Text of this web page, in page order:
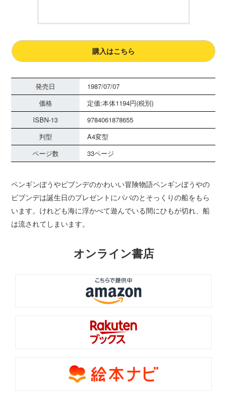
購入はこちら
発売日
1987/07/07
価格
定価:本体1194円(税別)
ISBN-13
9784061878655
判型
A4変型
ページ数
33ページ
ペンギンぼうやビブンデのかわいい冒険物語ペンギンぼうやの
ビブンデは誕生日のプレゼントにパパのとそっくりの船をもら
います。けれども海に浮かべて遊んでいる間にひもが切れ、船
は流されてしまいます。
オンライン書店